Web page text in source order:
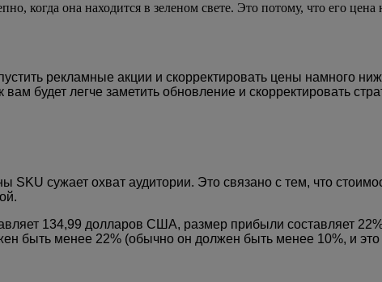
когда она находится в зеленом свете. Это потому, что его
рекламные акции и скорректировать цены намного
будет легче заметить обновление и скорректировать
SKU сужает охват аудитории. Это связано с тем, что
134,99 долларов США, размер прибыли составляет
быть менее 22% (обычно он должен быть менее 10%, и это